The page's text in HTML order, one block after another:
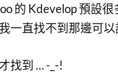
的 Kdevelop 預設很
一直找不到那邊可以
找到 … -_-!